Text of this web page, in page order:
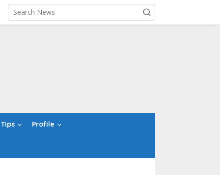
Tips Profile